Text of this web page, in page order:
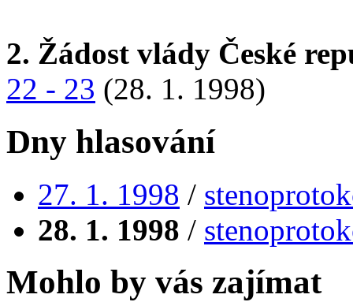
2. Žádost vlády České
22 - 23 (28. 1. 1998)
Dny hlasování
27. 1. 1998 /
28. 1. 1998 /
Mohlo by vás zajímat